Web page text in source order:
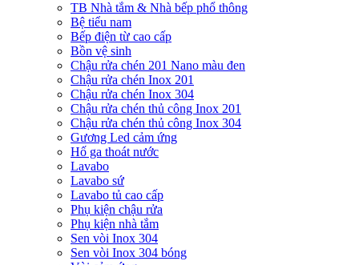
TB Nhà tắm & Nhà bếp phổ thông
Bệ tiểu nam
Bếp điện từ cao cấp
Bồn vệ sinh
Chậu rửa chén 201 Nano màu đen
Chậu rửa chén Inox 201
Chậu rửa chén Inox 304
Chậu rửa chén thủ công Inox 201
Chậu rửa chén thủ công Inox 304
Gương Led cảm ứng
Hố ga thoát nước
Lavabo
Lavabo sứ
Lavabo tủ cao cấp
Phụ kiện chậu rửa
Phụ kiện nhà tắm
Sen vòi Inox 304
Sen vòi Inox 304 bóng